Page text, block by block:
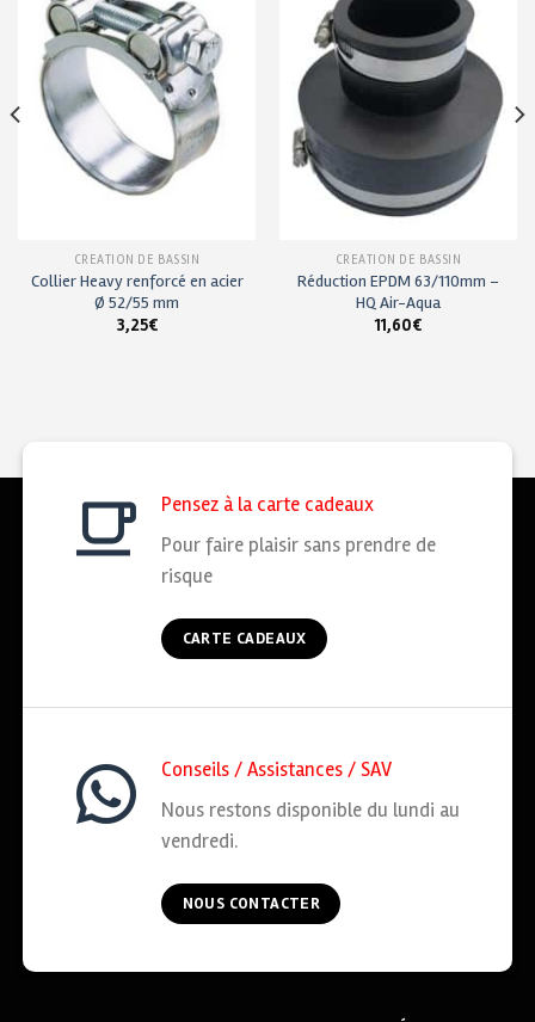
Ajouter
à ma
liste de
souhaits
CRÉATION DE BASSIN
Collier Heavy renforcé en acier
Ø 52/55 mm
3,25€
Ajouter
à ma
liste de
souhaits
CRÉATION DE BASSIN
Réduction EPDM 63/110mm –
HQ Air-Aqua
11,60€
Pensez à la carte cadeaux
Pour faire plaisir sans prendre de
risque
CARTE CADEAUX
Conseils / Assistances / SAV
Nous restons disponible du lundi au
vendredi.
NOUS CONTACTER